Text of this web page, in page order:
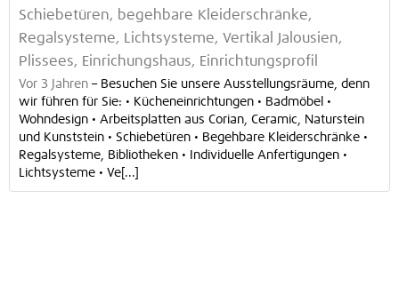
Schiebetüren, begehbare Kleiderschränke,
Regalsysteme, Lichtsysteme, Vertikal Jalousien,
Plissees, Einrichungshaus, Einrichtungsprofil
Vor 3 Jahren – Besuchen Sie unsere Ausstellungsräume, denn
wir führen für Sie: • Kücheneinrichtungen • Badmöbel •
Wohndesign • Arbeitsplatten aus Corian, Ceramic, Naturstein
und Kunststein • Schiebetüren • Begehbare Kleiderschränke •
Regalsysteme, Bibliotheken • Individuelle Anfertigungen •
Lichtsysteme • Ve[...]